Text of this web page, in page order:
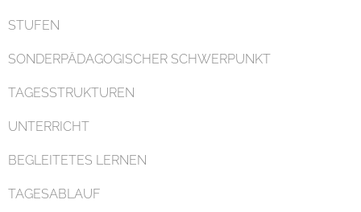
STUFEN
SONDERPÄDAGOGISCHER SCHWERPUNKT
TAGESSTRUKTUREN
UNTERRICHT
BEGLEITETES LERNEN
TAGESABLAUF